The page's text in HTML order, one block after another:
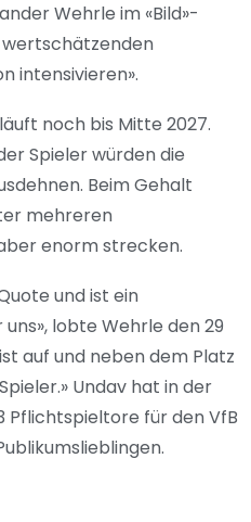
Wehrle im «Bild»-
wertschätzenden
intensivieren».
noch bis Mitte 2027.
Spieler würden die
Beim Gehalt
mehreren
enorm strecken.
und ist ein
lobte Wehrle den 29
auf und neben dem Platz
Undav hat in der
Pflichtspieltore für den VfB